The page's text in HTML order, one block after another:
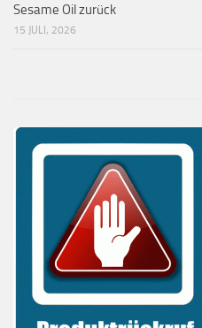
Sesame Oil zurück
15 JULI, 2026